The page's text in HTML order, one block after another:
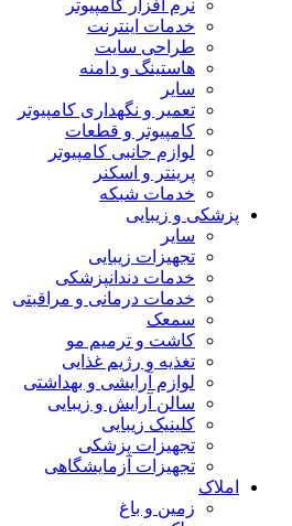
نرم افزار کامپیوتر
خدمات اینترنت
طراحی سایت
هاستینگ و دامنه
سایر
تعمیر و نگهداری کامپیوتر
کامپیوتر و قطعات
لوازم جانبی کامپیوتر
پرینتر و اسکنر
خدمات شبکه
پزشکی و زیبایی
سایر
تجهیزات زیبایی
خدمات دندانپزشکی
خدمات درمانی و مراقبتی
سمعک
کاشت و ترمیم مو
تغذیه و رژیم غذایی
لوازم آرایشی و بهداشتی
سالن آرایش و زیبایی
کلینیک زیبایی
تجهیزات پزشکی
تجهیزات آزمایشگاهی
املاک
زمین و باغ